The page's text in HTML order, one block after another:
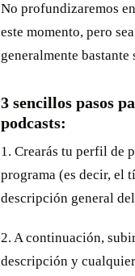
No profundizaremos
este momento, pero
generalmente bastante
3 sencillos pasos
podcasts:
1. Crearás tu perfil de
programa (es decir, el
descripción general
2. A continuación,
descripción y